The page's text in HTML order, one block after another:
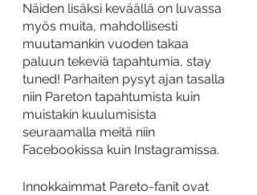
Näiden lisäksi keväällä on luvassa
myös muita, mahdollisesti
muutamankin vuoden takaa
paluun tekeviä tapahtumia, stay
tuned! Parhaiten pysyt ajan tasalla
niin Pareton tapahtumista kuin
muistakin kuulumisista
seuraamalla meitä niin
Facebookissa kuin Instagramissa.
Innokkaimmat Pareto-fanit ovat